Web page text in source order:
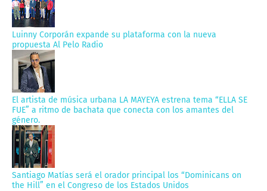
Luinny Corporán expande su plataforma con la nueva
propuesta Al Pelo Radio
El artista de música urbana LA MAYEYA estrena tema “ELLA SE
FUE” a ritmo de bachata que conecta con los amantes del
género.
Santiago Matías será el orador principal los “Dominicans on
the Hill” en el Congreso de los Estados Unidos